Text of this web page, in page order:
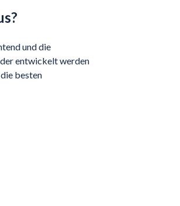
und die
entwickelt werden
besten